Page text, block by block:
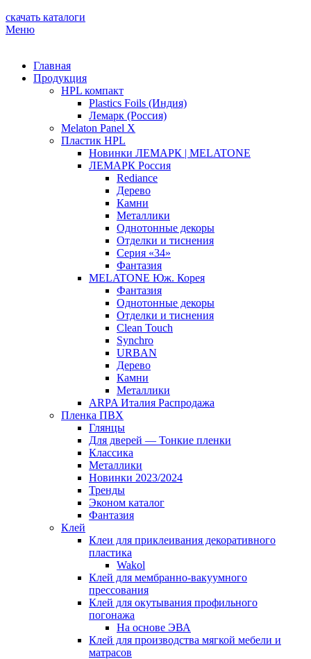
скачать каталоги
Меню
Главная
Продукция
HPL компакт
Plastics Foils (Индия)
Лемарк (Россия)
Melaton Panel X
Пластик HPL
Новинки ЛЕМАРК | MELATONE
ЛЕМАРК Россия
Rediance
Дерево
Камни
Металлики
Однотонные декоры
Отделки и тиснения
Серия «34»
Фантазия
MELATONE Юж. Корея
Фантазия
Однотонные декоры
Отделки и тиснения
Clean Touch
Synchro
URBAN
Дерево
Камни
Металлики
ARPA Италия Распродажа
Пленка ПВХ
Глянцы
Для дверей — Тонкие пленки
Классика
Металлики
Новинки 2023/2024
Тренды
Эконом каталог
Фантазия
Клей
Клеи для приклеивания декоративного
пластика
Wakol
Клей для мембранно-вакуумного
прессования
Клей для окутывания профильного
погонажа
На основе ЭВА
Клей для производства мягкой мебели и
матрасов